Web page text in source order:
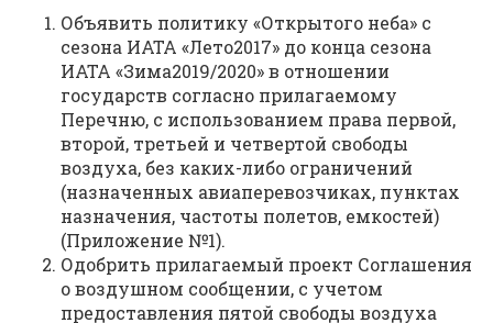
Объявить политику «Открытого неба» с
сезона ИАТА «Лето2017» до конца сезона
ИАТА «Зима2019/2020» в отношении
государств согласно прилагаемому
Перечню, с использованием права первой,
второй, третьей и четвертой свободы
воздуха, без каких-либо ограничений
(назначенных авиаперевозчиках, пунктах
назначения, частоты полетов, емкостей)
(Приложение №1).
Одобрить прилагаемый проект Соглашения
о воздушном сообщении, с учетом
предоставления пятой свободы воздуха